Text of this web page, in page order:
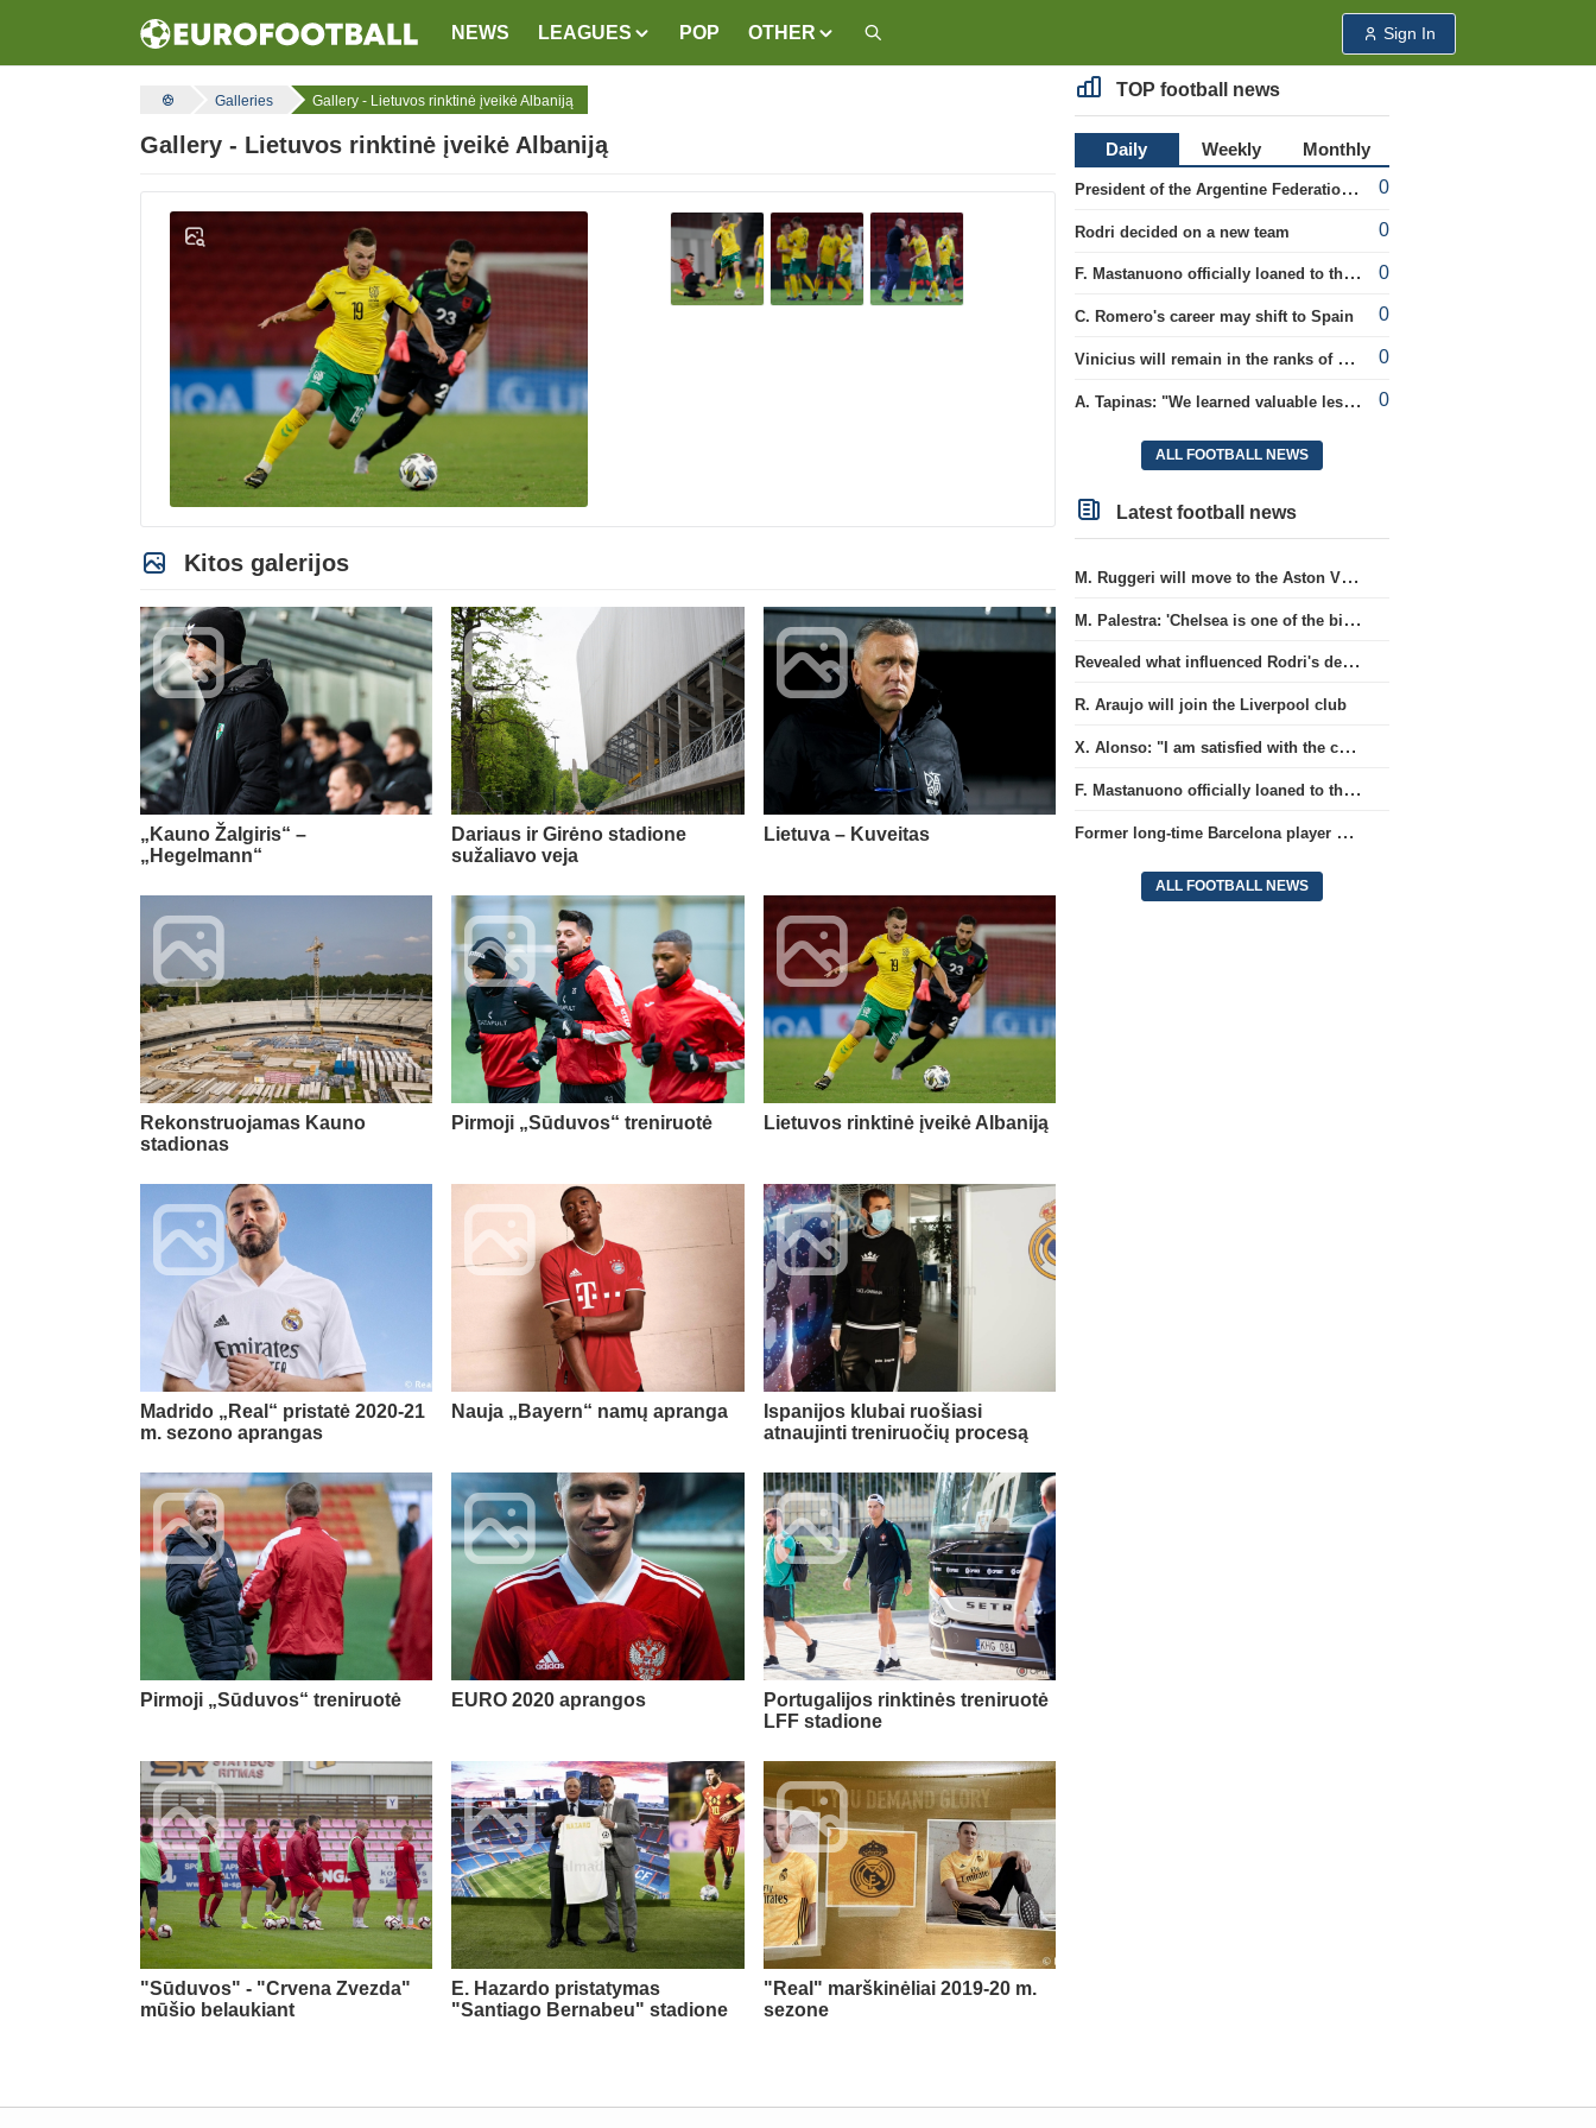
NEWS LEAGUES POP OTHER Sign In
Galleries Gallery - Lietuvos rinktinė įveikė Albaniją
Gallery - Lietuvos rinktinė įveikė Albaniją
Kitos galerijos
„Kauno Žalgiris“ –
„Hegelmann“
Dariaus ir Girėno stadione
sužaliavo veja
Lietuva – Kuveitas
Rekonstruojamas Kauno
stadionas
Pirmoji „Sūduvos“ treniruotė Lietuvos rinktinė įveikė Albaniją
Madrido „Real“ pristatė 2020-21
m. sezono aprangas
Nauja „Bayern“ namų apranga
Ispanijos klubai ruošiasi
atnaujinti treniruočių procesą
Pirmoji „Sūduvos“ treniruotė EURO 2020 aprangos
Portugalijos rinktinės treniruotė
LFF stadione
"Sūduvos" - "Crvena Zvezda"
mūšio belaukiant
E. Hazardo pristatymas
"Santiago Bernabeu" stadione
"Real" marškinėliai 2019-20 m.
sezone
TOP football news
Daily Weekly
Monthly
President of the Argentine Federation C. Tapia lavishly praised G. Infantino
0
Rodri decided on a new team 0
F. Mastanuono officially loaned to the Fiorentina team for the season 0
C. Romero's career may shift to Spain 0
Vinicius will remain in the ranks of Real 0
A. Tapinas: "We learned valuable lessons from a European-level team" 0
ALL FOOTBALL NEWS
Latest football news
M. Ruggeri will move to the Aston Villa team
M. Palestra: 'Chelsea is one of the biggest clubs in football'.
Revealed what influenced Rodri's decision to choose Barcelona's side.
R. Araujo will join the Liverpool club
X. Alonso: "I am satisfied with the current Chelsea team's goalkeepers"
F. Mastanuono officially loaned to the Fiorentina team for the season
Former long-time Barcelona player S. Roberto is approaching a move to MLS.
ALL FOOTBALL NEWS